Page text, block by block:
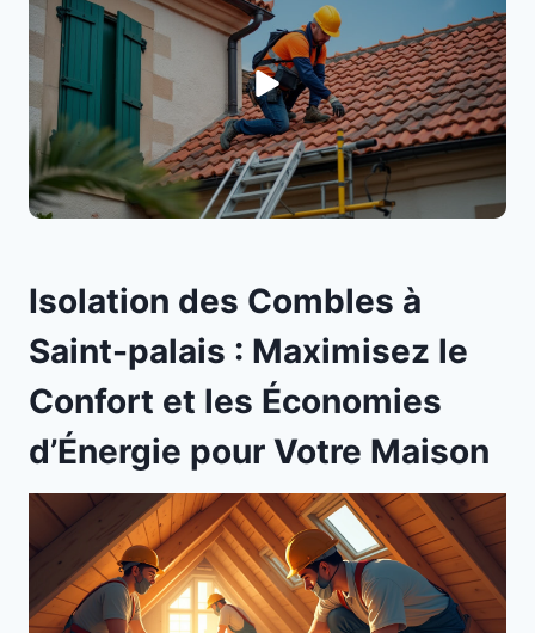
Isolation des Combles à
Saint-palais : Maximisez le
Confort et les Économies
d’Énergie pour Votre Maison